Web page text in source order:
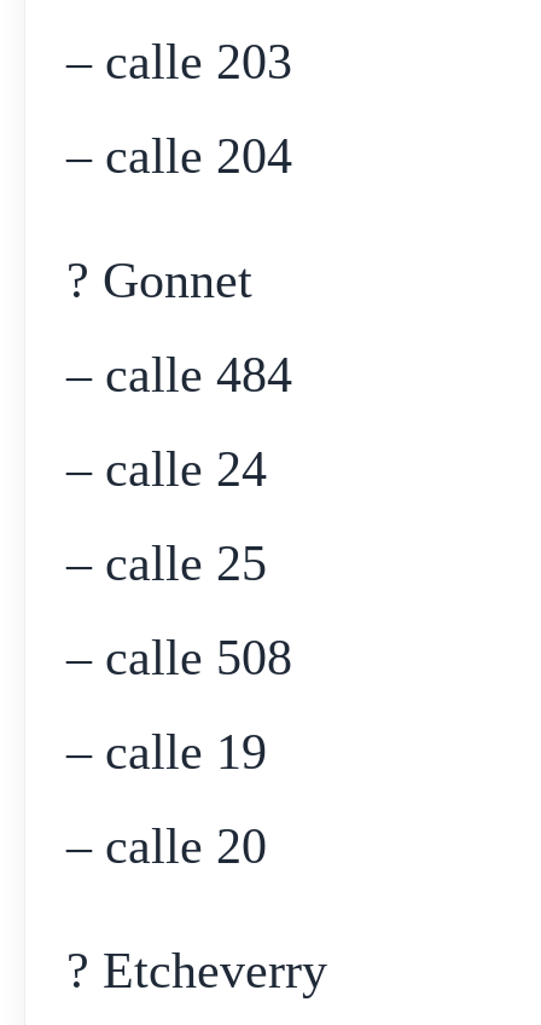
– calle 203
– calle 204
? Gonnet
– calle 484
– calle 24
– calle 25
– calle 508
– calle 19
– calle 20
? Etcheverry